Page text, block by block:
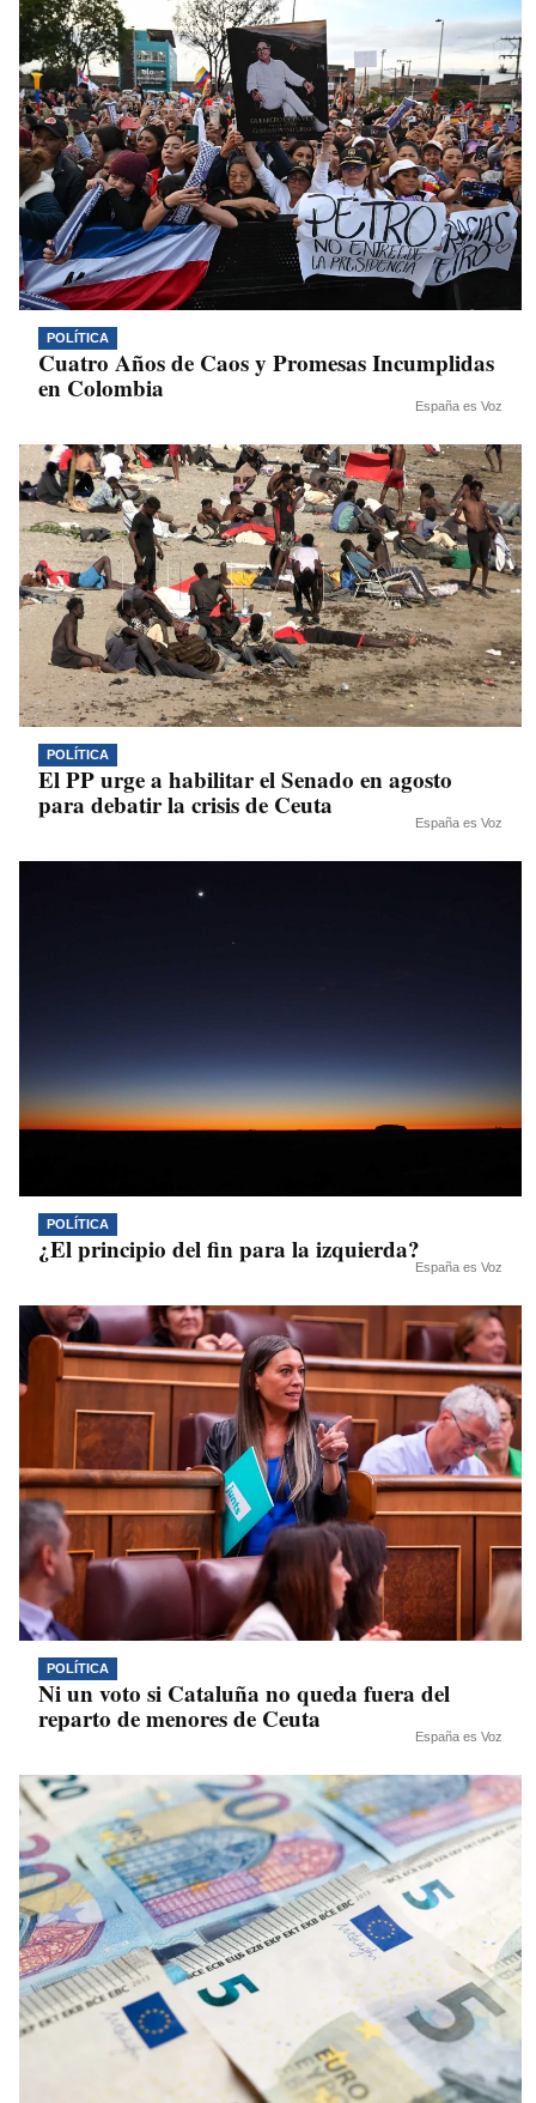
POLÍTICA
Cuatro Años de Caos y Promesas Incumplidas
en Colombia
España es Voz
POLÍTICA
El PP urge a habilitar el Senado en agosto
para debatir la crisis de Ceuta
España es Voz
POLÍTICA
¿El principio del fin para la izquierda?
España es Voz
POLÍTICA
Ni un voto si Cataluña no queda fuera del
reparto de menores de Ceuta
España es Voz